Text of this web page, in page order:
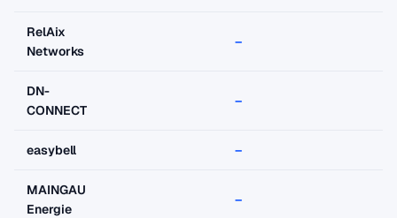
RelAix
Networks
–
DN-
CONNECT
–
easybell –
MAINGAU
Energie
–